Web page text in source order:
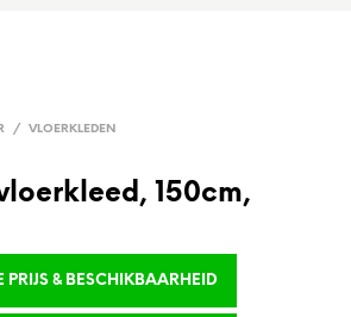
/ VLOERKLEDEN
150cm,
PRIJS & BESCHIKBAARHEID